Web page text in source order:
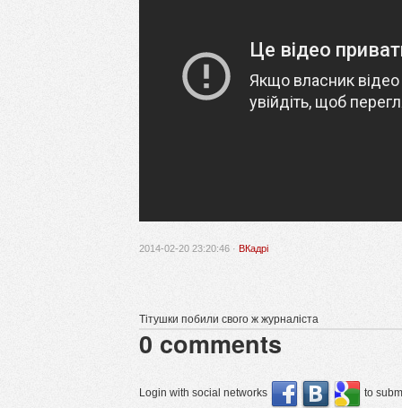
2014-02-20 23:20:46 · ВКадрі
Тітушки побили свого ж журналіста
0 comments
Login with social networks to